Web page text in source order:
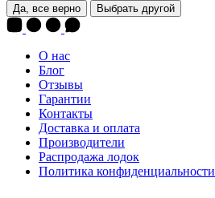
Да, все верно Выбрать другой
О нас
Блог
Отзывы
Гарантии
Контакты
Доставка и оплата
Производители
Распродажа лодок
Политика конфиденциальности